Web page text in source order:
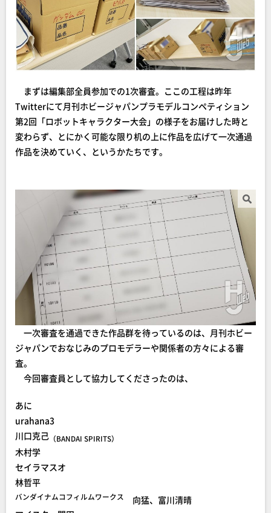
まずは編集部全員参加での1次審査。ここの工程は昨年
Twitterにて月刊ホビージャパンプラモデルコンペティション
第2回「ロボットキャラクター大会」の様子をお届けした時と
変わらず、とにかく可能な限り机の上に作品を広げて一次通過
作品を決めていく、というかたちです。
一次審査を通過できた作品群を待っているのは、月刊ホビー
ジャパンでおなじみのプロモデラーや関係者の方々による審
査。
今回審査員として協力してくださったのは、
あに
urahana3
川口克己 （BANDAI SPIRITS）
木村学
セイラマスオ
林哲平
バンダイナムコフィルムワークス
向猛、富川清晴